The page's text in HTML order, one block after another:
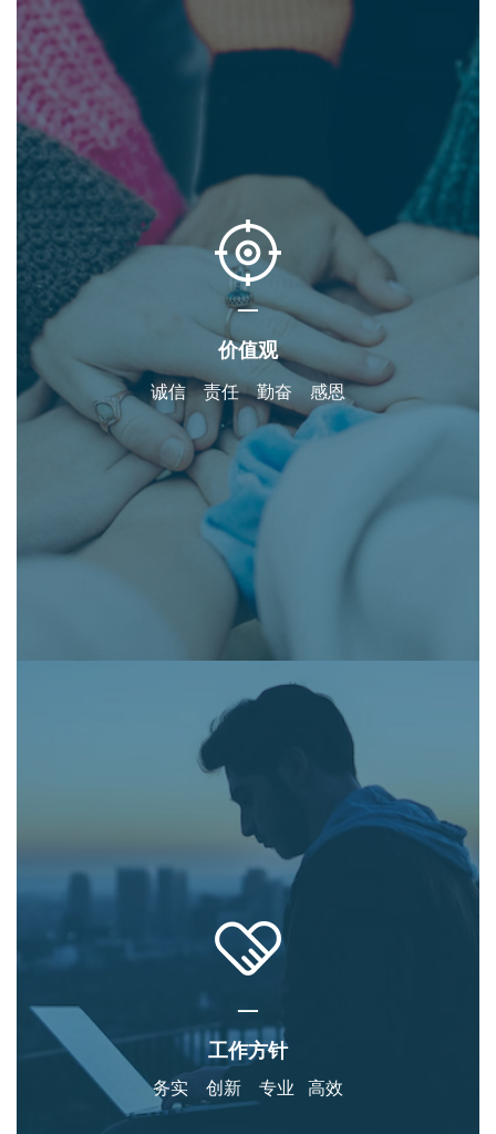
—
价值观
诚信 责任 勤奋 感恩
—
工作方针
务实 创新 专业 高效